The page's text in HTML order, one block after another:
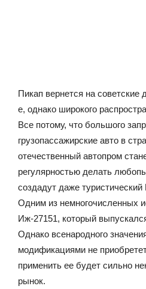
Пикап вернется на советские
е, однако широкого
Все потому, что большого
грузопассажирские авто в
отечественный автопром
регулярностью делать
создадут даже
Одним из немногочисленных
Иж-27151, который
Однако всенародного
модификациями не
применить ее будет сильно
рынок.